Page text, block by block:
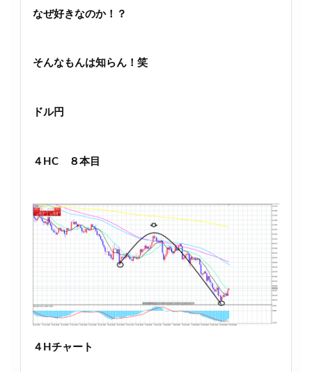
なぜ好きなのか！？
そんなもんは知らん！笑
ドル円
４HC ８本目
４Hチャート